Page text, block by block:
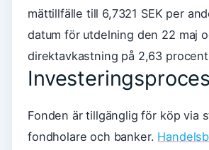
mättillfälle till 6,7321 SEK per
datum för utdelning den 22 maj
direktavkastning på 2,63
Fonden är tillgänglig för köp via
fondholare och banker.